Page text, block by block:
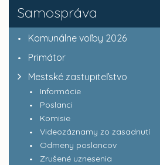
Samospráva
Komunálne voľby 2026
Primátor
Mestské zastupiteľstvo
Informácie
Poslanci
Komisie
Videozáznamy zo zasadnutí
Odmeny poslancov
Zrušené uznesenia